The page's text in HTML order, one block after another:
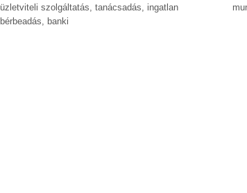
üzletviteli szolgáltatás, tanácsadás, ingatlan
bérbeadás, banki